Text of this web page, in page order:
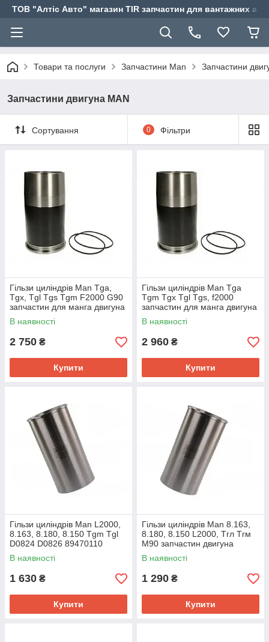
ТОВ "Алтіс Авто" магазин TIR запчастин для вантажних
Товари та послуги Запчастини Man Запчастини
Запчастини двигуна MAN
Сортування 0 Фільтри
Гільзи циліндрів Man Tga,
Tgx, Tgl Tgs Tgm F2000 G90
запчастин для манга двигуна
D2066 D2866 89816110
В наявності
2 750 ₴
Купити
Гільзи циліндрів Man Tga
Tgm Tgx Tgl Tgs, f2000
запчастин для манга двигуна
D2066 D2866 51965010534
В наявності
2 960 ₴
Купити
Гільзи циліндрів Man L2000,
8.163, 8.180, 8.150 Tgm Tgl
D0824 D0826 89470110
51012010386
В наявності
1 630 ₴
Купити
Гільзи циліндрів Man 8.163,
8.180, 8.150 L2000, Тгл Тгм
M90 запчастин двигуна
D0824 D0826 227WT39
В наявності
1 290 ₴
Купити